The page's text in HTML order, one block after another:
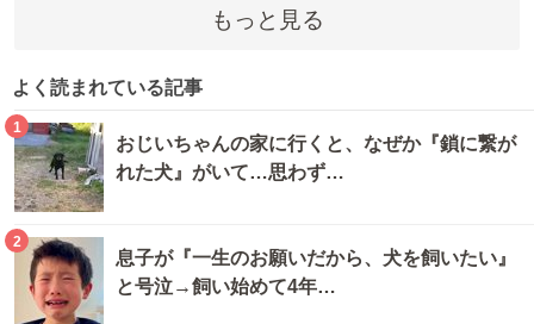
もっと見る
よく読まれている記事
1
おじいちゃんの家に行くと、なぜか『鎖に繋が
れた犬』がいて…思わず…
2
息子が『一生のお願いだから、犬を飼いたい』
と号泣→飼い始めて4年…